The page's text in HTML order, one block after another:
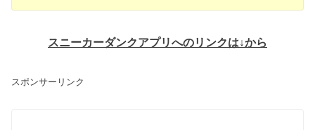
スニーカーダンクアプリへのリンクは↓から
スポンサーリンク